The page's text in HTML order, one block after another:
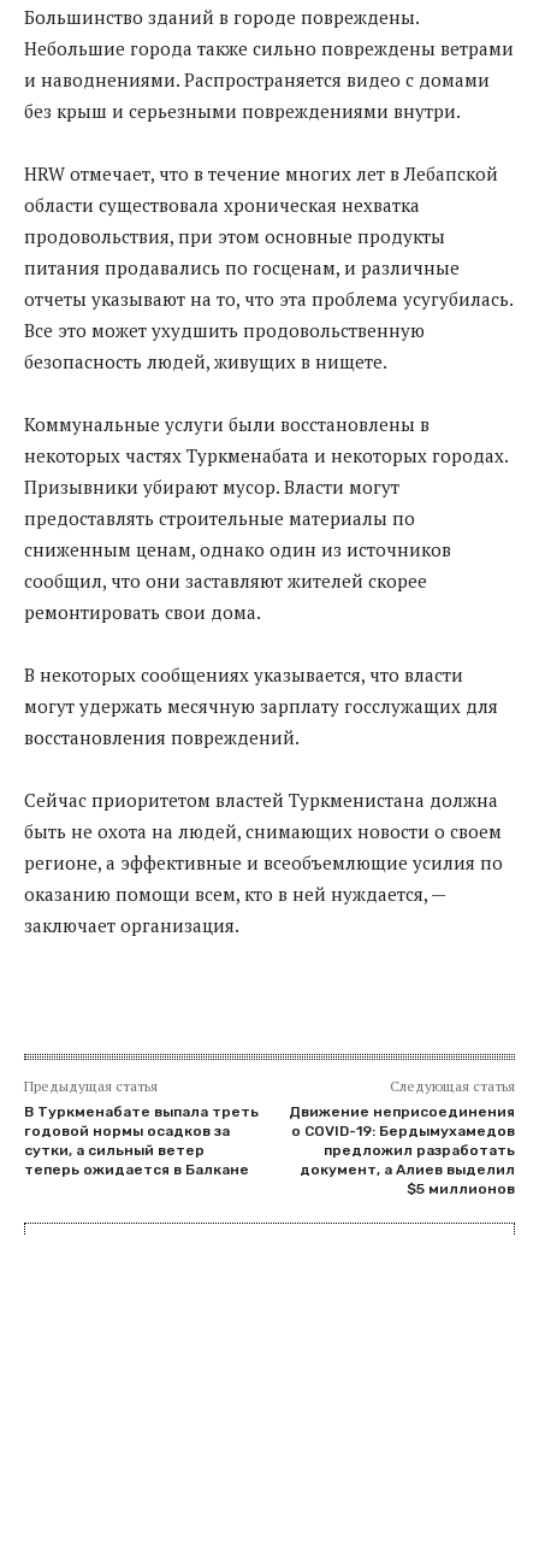
Большинство зданий в городе повреждены.
Небольшие города также сильно повреждены ветрами
и наводнениями. Распространяется видео с домами
без крыш и серьезными повреждениями внутри.
HRW отмечает, что в течение многих лет в Лебапской
области существовала хроническая нехватка
продовольствия, при этом основные продукты
питания продавались по госценам, и различные
отчеты указывают на то, что эта проблема усугубилась.
Все это может ухудшить продовольственную
безопасность людей, живущих в нищете.
Коммунальные услуги были восстановлены в
некоторых частях Туркменабата и некоторых городах.
Призывники убирают мусор. Власти могут
предоставлять строительные материалы по
сниженным ценам, однако один из источников
сообщил, что они заставляют жителей скорее
ремонтировать свои дома.
В некоторых сообщениях указывается, что власти
могут удержать месячную зарплату госслужащих для
восстановления повреждений.
Сейчас приоритетом властей Туркменистана должна
быть не охота на людей, снимающих новости о своем
регионе, а эффективные и всеобъемлющие усилия по
оказанию помощи всем, кто в ней нуждается, —
заключает организация.
Предыдущая статья
В Туркменабате выпала треть
годовой нормы осадков за
сутки, а сильный ветер
теперь ожидается в Балкане
Следующая статья
Движение неприсоединения
о COVID-19: Бердымухамедов
предложил разработать
документ, а Алиев выделил
$5 миллионов